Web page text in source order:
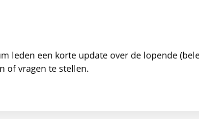
leden een korte update over de lopende
of vragen te stellen.